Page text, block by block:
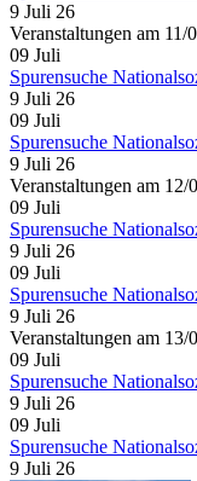
9 Juli 26
Veranstaltungen am 11/
09 Juli
Spurensuche
9 Juli 26
09 Juli
Spurensuche
9 Juli 26
Veranstaltungen am 12/
09 Juli
Spurensuche
9 Juli 26
09 Juli
Spurensuche
9 Juli 26
Veranstaltungen am 13/
09 Juli
Spurensuche
9 Juli 26
09 Juli
Spurensuche
9 Juli 26